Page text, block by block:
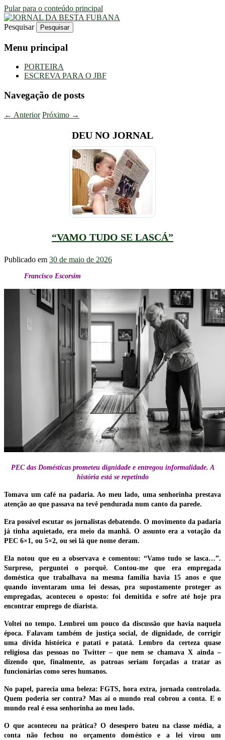
Pular para o conteúdo principal
JORNAL DA BESTA FUBANA
Uma Gazeta Escrota
Pesquisar
Menu principal
PORTEIRA
ESCREVA PARA O JBF
Navegação de posts
← Anterior Próximo →
DEU NO JORNAL
“VAMO TUDO SE LASCÁ”
Publicado em 30 de maio de 2026
Francisco Escorsim
PEC das Domésticas prometeu dignidade e entregou informalidade. A
história está se repetindo
Tomava um café na padaria. Ao meu lado, uma senhorinha prestava
atenção ao que passava na tevê pendurada num canto da parede.
Era possível escutar os jornalistas debatendo. O movimento da padaria
já tinha aquietado, era meio da manhã. O assunto era a votação da
PEC 6×1, ou 5×2, ou sei lá que nome deram.
Ela notou que eu a observava e comentou: “Vamo tudo se lasca…”.
Surpreso, perguntei o porquê. Contou-me que era empregada
doméstica que trabalhava na mesma família havia 15 anos e que
quando inventaram uma lei dessas, pra supostamente proteger as
empregadas, aconteceu o oposto: foi demitida e sofre até hoje pra
encontrar emprego de diarista.
Voltei no tempo. Lembrei um pouco da discussão que havia naquela
época. Falavam também de justiça social, de dignidade, de corrigir
uma dívida histórica e patati e patatá. Lembro da certeza quase
religiosa das pessoas no Twitter – que nem se chamava X ainda –
dizendo que, finalmente, as patroas seriam forçadas a tratar as
funcionárias como seres humanos.
No papel, parecia uma beleza: FGTS, hora extra, jornada controlada.
Quem poderia ser contra? Mas aí o mundo real cobrou a conta. E o
mundo real é essa senhorinha ao meu lado.
O que aconteceu na prática? O desespero bateu na classe média, a
conta não fechou no orçamento doméstico e a lei virou um